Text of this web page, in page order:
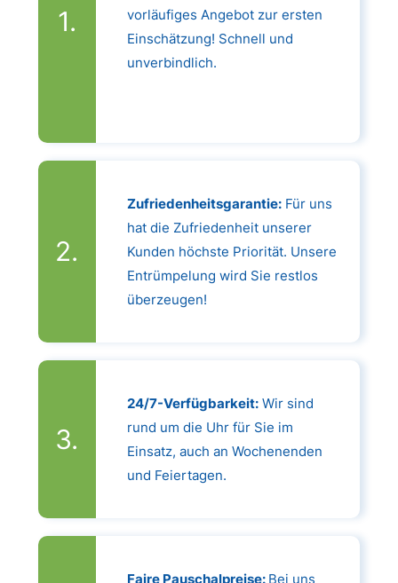
vorläufiges Angebot zur ersten
Einschätzung! Schnell und
unverbindlich.
Zufriedenheitsgarantie:Für uns
hat die Zufriedenheit unserer
Kunden höchste Priorität. Unsere
Entrümpelung wird Sie restlos
überzeugen!
24/7-Verfügbarkeit:Wir sind
rund um die Uhr für Sie im
Einsatz, auch an Wochenenden
und Feiertagen.
Faire Pauschalpreise: Bei uns